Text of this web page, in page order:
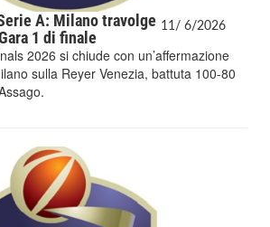
11/ 6/2026
A: Milano travolge
1 di finale
2026 si chiude con un’affermazione
sulla Reyer Venezia, battuta 100-80